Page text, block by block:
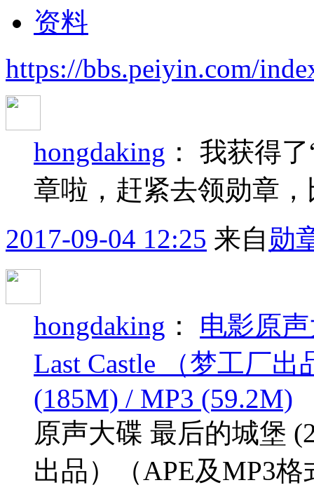
资料
https://bbs.peiyin.com/
hongdaking ： 我获得
章啦，赶紧去领勋章
2017-09-04 12:25 来自 勋
hongdaking ： 电影原
Last Castle （梦工厂
(185M) / MP3 (59.2M)
原声大碟 最后的城堡
出品）（APE及MP3